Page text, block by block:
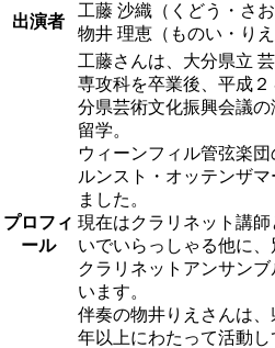
出演者
工藤 沙織（くどう・さ
物井 理恵（ものい・り
プロフィ
ール
工藤さんは、大分県立
専攻科を卒業後、平成
分県芸術文化振興会議
留学。
ウィーンフィル管弦楽
ルンスト・オッテンザ
ました。
現在はクラリネット講
いでいらっしゃる他に
クラリネットアンサン
います。
伴奏の物井りえさんは
年以上にわたって活動